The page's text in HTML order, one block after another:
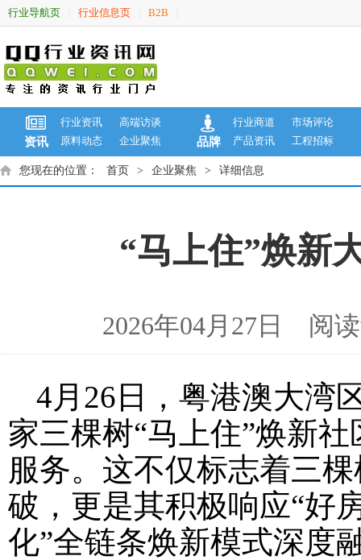
行业导航页 行业信息页 B2B
资讯
行业资讯
高端访谈
原料动态
企业聚焦 品牌
行业商道
市场评论
产品资讯
工程招标
您现在的位置： 首页 > 企业聚焦 > 详细信息
“马上住”焕新
2026年04月27日
4月26日，粤港澳大
家三棵树“马上住”焕新
服务。这不仅标志着三
破，更是其积极响应“好
化”全链条焕新模式深度